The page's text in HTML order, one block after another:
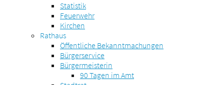
Statistik
Feuerwehr
Kirchen
Rathaus
Öffentliche Bekanntmachungen
Bürgerservice
Bürgermeisterin
90 Tagen im Amt